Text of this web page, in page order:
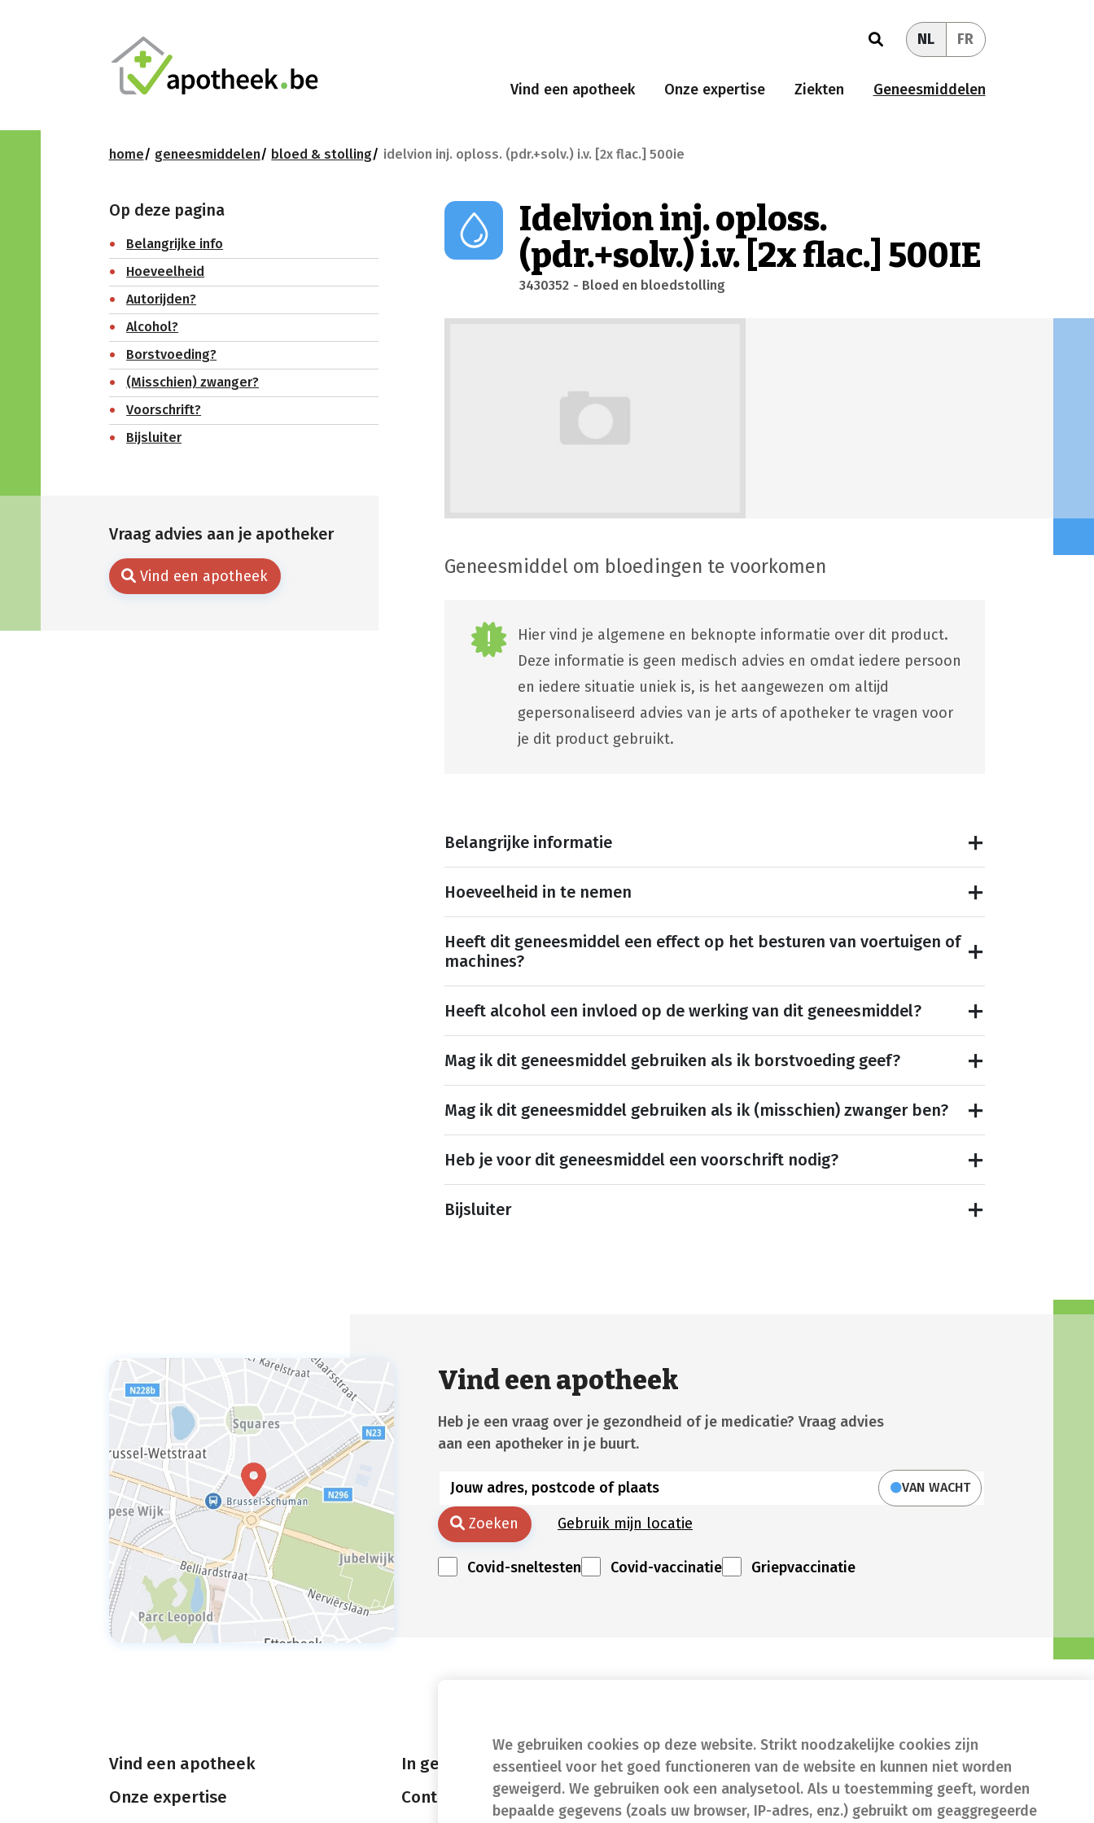
We gebruiken cookies op deze website. Strikt noodzakelijke cookies zijn
essentieel voor het goed functioneren van de website en kunnen niet worden
geweigerd. We gebruiken ook een analysetool. Als u toestemming geeft, worden
bepaalde gegevens (zoals uw browser, IP-adres, enz.) gebruikt om geaggregeerde
NL FR
Vind een apotheek Onze expertise Ziekten Geneesmiddelen
home geneesmiddelen bloed & stolling idelvion inj. oploss. (pdr.+solv.) i.v. [2x flac.] 500ie
Vraag advies aan je apotheker
Vind een apotheek
Op deze pagina
Belangrijke info
Hoeveelheid
Autorijden?
Alcohol?
Borstvoeding?
(Misschien) zwanger?
Voorschrift?
Bijsluiter
Idelvion inj. oploss.
(pdr.+solv.) i.v. [2x flac.] 500IE
3430352 - Bloed en bloedstolling
Geneesmiddel om bloedingen te voorkomen
Hier vind je algemene en beknopte informatie over dit product.
Deze informatie is geen medisch advies en omdat iedere persoon
en iedere situatie uniek is, is het aangewezen om altijd
gepersonaliseerd advies van je arts of apotheker te vragen voor
je dit product gebruikt.
Belangrijke informatie
Hoeveelheid in te nemen
Heeft dit geneesmiddel een effect op het besturen van voertuigen of
machines?
Heeft alcohol een invloed op de werking van dit geneesmiddel?
Mag ik dit geneesmiddel gebruiken als ik borstvoeding geef?
Mag ik dit geneesmiddel gebruiken als ik (misschien) zwanger ben?
Heb je voor dit geneesmiddel een voorschrift nodig?
Bijsluiter
Vind een apotheek
Heb je een vraag over je gezondheid of je medicatie? Vraag advies
aan een apotheker in je buurt.
VAN WACHT
Zoeken Gebruik mijn locatie
Covid-sneltesten Covid-vaccinatie Griepvaccinatie
Vind een apotheek
Onze expertise
In geval van nood
Contact